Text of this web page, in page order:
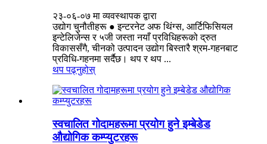
२३-०६-०७ मा व्यवस्थापक द्वारा
उद्योग चुनौतीहरू ● इन्टरनेट अफ थिंग्स, आर्टिफिसियल
इन्टेलिजेन्स र ५जी जस्ता नयाँ प्रविधिहरूको द्रुत
विकाससँगै, चीनको उत्पादन उद्योग बिस्तारै श्रम-गहनबाट
प्रविधि-गहनमा सर्दैछ। थप र थप ...
थप पढ्नुहोस्
स्वचालित गोदामहरूमा प्रयोग हुने इम्बेडेड
औद्योगिक कम्प्युटरहरू